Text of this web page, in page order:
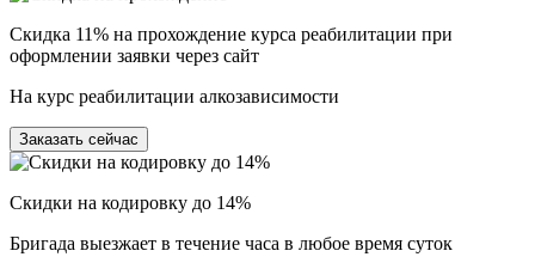
Скидка 11% на прохождение курса реабилитации при
оформлении заявки через сайт
На курс реабилитации алкозависимости
Заказать сейчас
Скидки на кодировку до 14%
Бригада выезжает в течение часа в любое время суток